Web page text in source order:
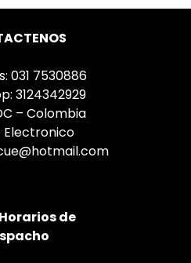
031 7530886
3124342929
– Colombia
Electronico
de